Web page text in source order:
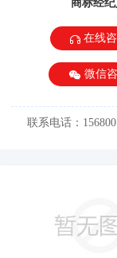
商标经纪
在线
微信
联系电话：